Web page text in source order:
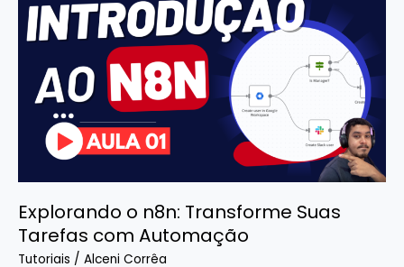
Explorando o n8n: Transforme Suas
Tarefas com Automação
Tutoriais / Alceni Corrêa
n8n:
Suas
Tarefas
Automação